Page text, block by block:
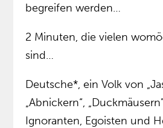
begreifen werden…
2 Minuten, die vielen
sind…
Deutsche*, ein Volk von
„Abnickern“,
Ignoranten, Egoisten und